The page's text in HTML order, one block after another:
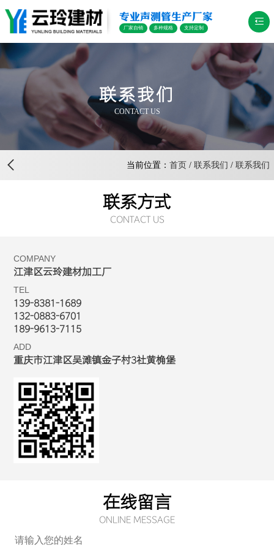
专业声测管生产厂家
厂家自销 多种规格 支持定制
联系我们
CONTACT US
当前位置： 首页 / 联系我们 / 联系我们
联系方式
CONTACT US
COMPANY
江津区云玲建材加工厂
TEL
139-8381-1689
132-0883-6701
189-9613-7115
ADD
重庆市江津区吴滩镇金子村3社黄桷堡
在线留言
ONLINE MESSAGE